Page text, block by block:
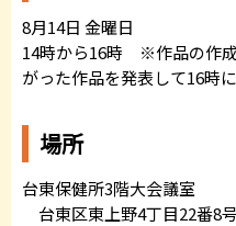
8月14日 金曜日
14時から16時 ※作品の作
がった作品を発表して16時
場所
台東保健所3階大会議室
台東区東上野4丁目22番8号